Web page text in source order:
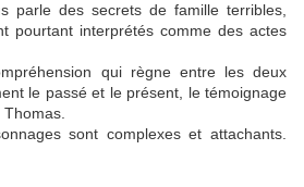
parle des secrets de famille terribles,
pourtant interprétés comme des actes
qui règne entre les deux
le passé et le présent, le témoignage
sont complexes et attachants.